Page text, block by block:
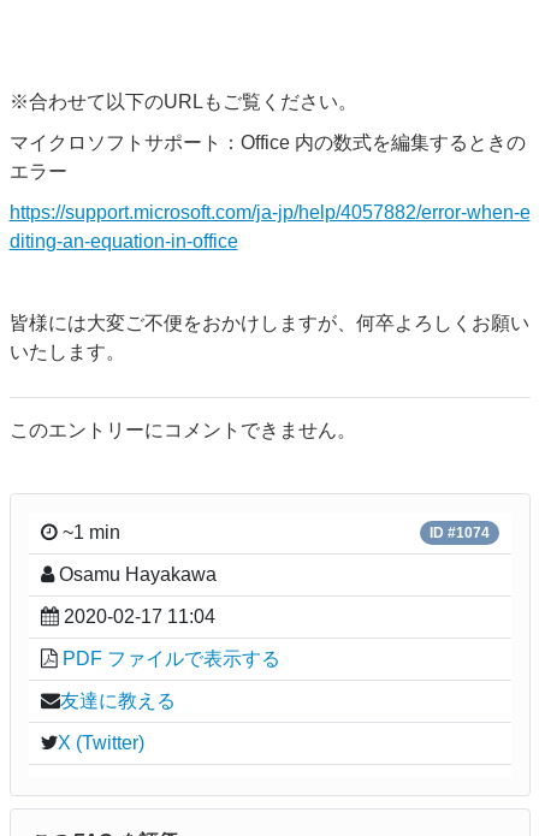
※合わせて以下のURLもご覧ください。
マイクロソフトサポート：Office 内の数式を編集するときの
エラー
https://support.microsoft.com/ja-jp/help/4057882/error-when-e
diting-an-equation-in-office
皆様には大変ご不便をおかけしますが、何卒よろしくお願い
いたします。
このエントリーにコメントできません。
~1 min ID #1074
Osamu Hayakawa
2020-02-17 11:04
PDF ファイルで表示する
友達に教える
X (Twitter)